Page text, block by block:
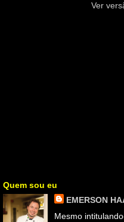
Ver
Quem sou eu
EMERSON
Mesmo